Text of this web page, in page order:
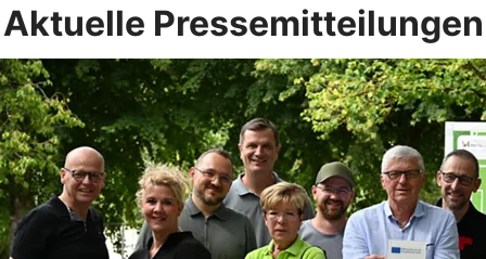
Aktuelle Pressemitteilungen